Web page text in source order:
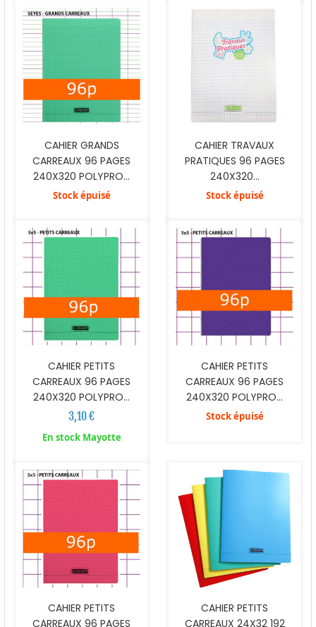
CAHIER GRANDS
CARREAUX 96 PAGES
240X320 POLYPRO...
Stock épuisé
CAHIER TRAVAUX
PRATIQUES 96 PAGES
240X320...
Stock épuisé
CAHIER PETITS
CARREAUX 96 PAGES
240X320 POLYPRO...
3,10 €
En stock Mayotte
CAHIER PETITS
CARREAUX 96 PAGES
240X320 POLYPRO...
Stock épuisé
CAHIER PETITS
CARREAUX 96 PAGES
CAHIER PETITS
CARREAUX 24X32 192